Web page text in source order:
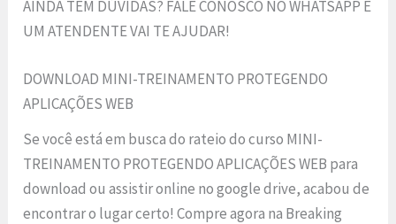
AINDA TEM DÚVIDAS? FALE CONOSCO NO WHATSAPP E
UM ATENDENTE VAI TE AJUDAR!
DOWNLOAD MINI-TREINAMENTO PROTEGENDO
APLICAÇÕES WEB
Se você está em busca do rateio do curso MINI-
TREINAMENTO PROTEGENDO APLICAÇÕES WEB para
download ou assistir online no google drive, acabou de
encontrar o lugar certo! Compre agora na Breaking